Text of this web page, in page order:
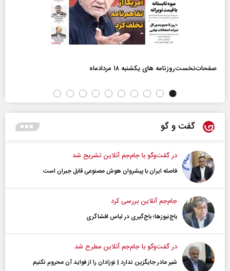
صفحات‌نخست‌روزنامه ها‌ی یکشنبه ۱۸ مردادماه
گفت و گو
در گفت‌و‌گو با جام‌جم آنلاین تشریح شد
فاصله ایران با پیشرو‌ان هوش مصنوعی قابل جبران است
جام‌جم آنلاین بررسی کرد
باج‌نیوزها؛ باج‌گیری در لباس افشاگری
در گفت‌و‌گو با جام‌جم آنلاین مطرح شد
شیر مادر جایگزین ندارد | نوزادان را از فواید آن محروم نکنیم